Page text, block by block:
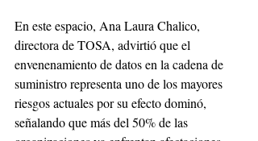
En este espacio, Ana Laura Chalico,
directora de TOSA, advirtió que el
envenenamiento de datos en la cadena de
suministro representa uno de los mayores
riesgos actuales por su efecto dominó,
señalando que más del 50% de las